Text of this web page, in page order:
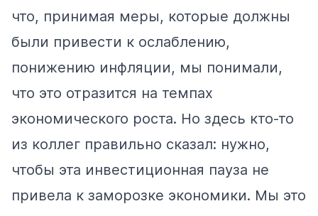
что, принимая меры, которые должны
были привести к ослаблению,
понижению инфляции, мы понимали,
что это отразится на темпах
экономического роста. Но здесь кто-то
из коллег правильно сказал: нужно,
чтобы эта инвестиционная пауза не
привела к заморозке экономики. Мы это